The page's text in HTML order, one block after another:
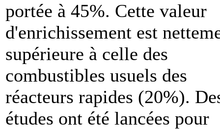
portée à 45%. Cette valeur
d'enrichissement est
supérieure à celle des
combustibles usuels des
réacteurs rapides (20%).
études ont été lancées pour